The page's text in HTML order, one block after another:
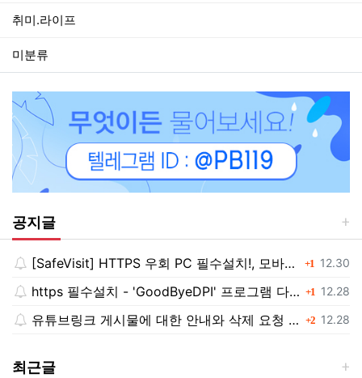
취미.라이프
미분류
공지글
등록일
12.30
[SafeVisit] HTTPS 우회 PC 필수설치!, 모바일 최강속도 1댓글
등록일
12.28
https 필수설치 - 'GoodByeDPI' 프로그램 다운로드<< 1댓글
등록일
12.28
유튜브링크 게시물에 대한 안내와 삭제 요청 공지 2댓글
최근글